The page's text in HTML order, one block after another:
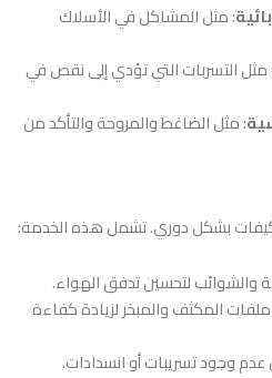
: مثل المشاكل في الأسلاك
: مثل التسربات التي تؤدي إلى نقص في
: مثل الضاغط والمروحة والتأكد من
بشكل دوري. تشمل هذه الخدمة:
والشوائب لتحسين تدفق الهواء.
المكثف والمبخر لزيادة كفاءة
عدم وجود تسريبات أو انسدادات.